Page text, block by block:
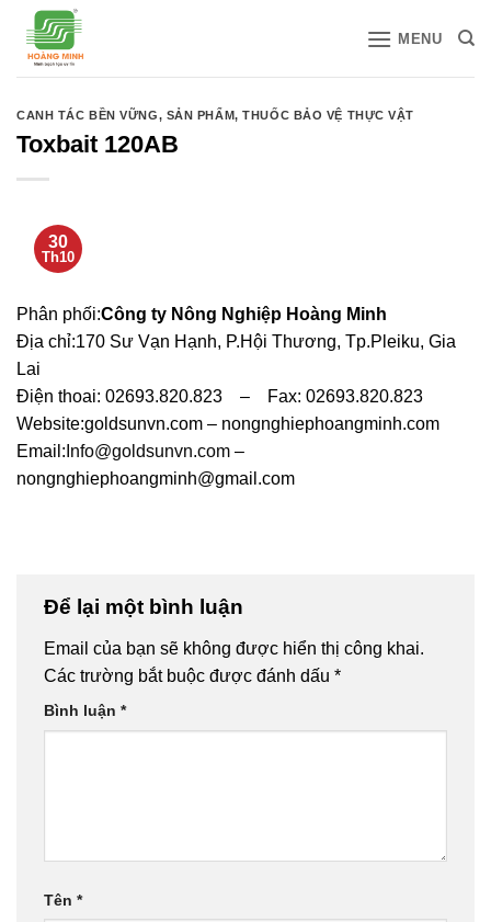
qua
MENU
CANH TÁC BỀN VỮNG, SẢN PHẨM,THUỐC BẢO VỆ THỰC VẬT
Toxbait 120AB
30
Th10
Phân phối:Công ty Nông Nghiệp Hoàng Minh
Địa chỉ:170 Sư Vạn Hạnh, P.Hội Thương, Tp.Pleiku, Gia
Lai
Điện thoai: 02693.820.823 – Fax: 02693.820.823
Website:goldsunvn.com – nongnghiephoangminh.com
Email: Info@goldsunvn.com –
nongnghiephoangminh@gmail.com
Để lại một bình luận
Email của bạn sẽ không được hiển thị công khai.
Các trường bắt buộc được đánh dấu *
Bình luận *
Tên *